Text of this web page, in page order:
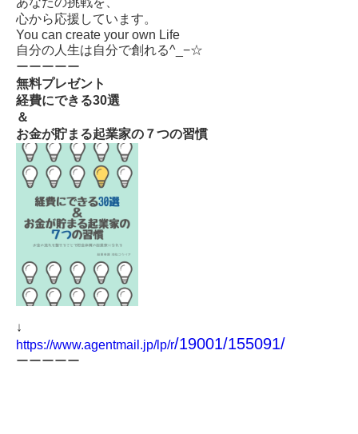
心から応援しています。
You can create your own Life
自分の人生は自分で創れる^_−☆
ーーーーー
無料プレゼント
経費にできる30選
＆
お金が貯まる起業家の７つの習慣
↓
https://www.agentmail.jp/lp/r/19001/155091/
ーーーーー